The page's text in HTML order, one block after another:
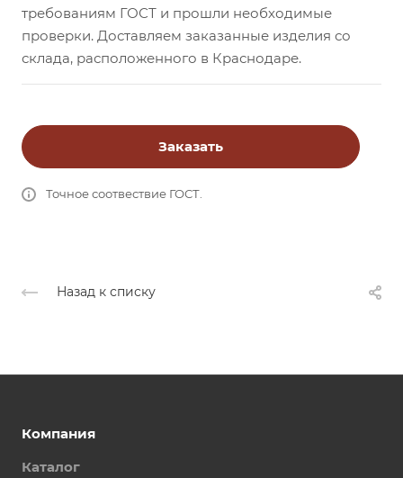
требованиям ГОСТ и прошли необходимые
проверки. Доставляем заказанные изделия со
склада, расположенного в Краснодаре.
Заказать
Точное соотвествие ГОСТ.
Назад к списку
Компания
Каталог